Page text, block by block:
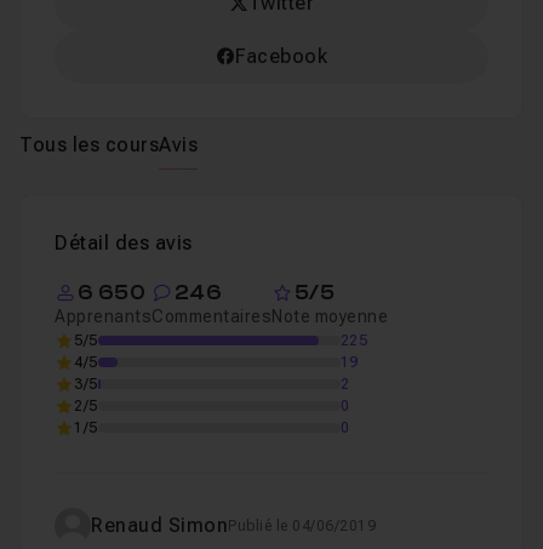
Facebook
Tous les coursAvis
Détail des avis
6 650
Apprenants
246
Commentaires
5/5
Note moyenne
5/5
225
4/5
19
3/5
2
2/5
0
1/5
0
Renaud Simon Publié le 04/06/2019